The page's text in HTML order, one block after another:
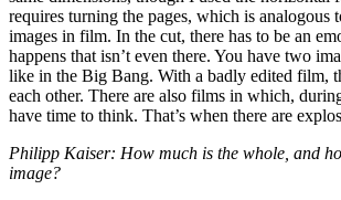
requires turning the pages, which is analogous
images in film. In the cut, there has to be an
happens that isn’t even there. You have two
like in the Big Bang. With a badly edited film,
each other. There are also films in which,
have time to think. That’s when there are
Philipp Kaiser: How much is the whole, and
image?